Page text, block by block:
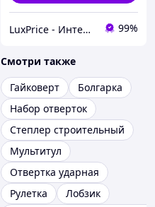
LuxPrice - Интернет магазин инструментов и автоаксессуаров 99%
Смотри также
Гайковерт
Болгарка
Набор отверток
Степлер строительный
Мультитул
Отвертка ударная
Рулетка
Лобзик